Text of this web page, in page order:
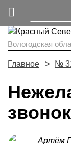
Вологодская
Главное №
звонок
Артём